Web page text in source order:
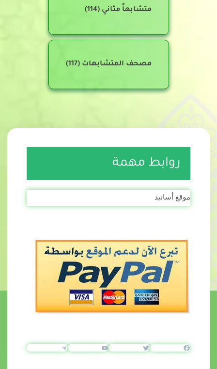
متشابهاً مثاني (114)
مصحف المتشابهات (117)
روابط مهمة
موقع أسانيد